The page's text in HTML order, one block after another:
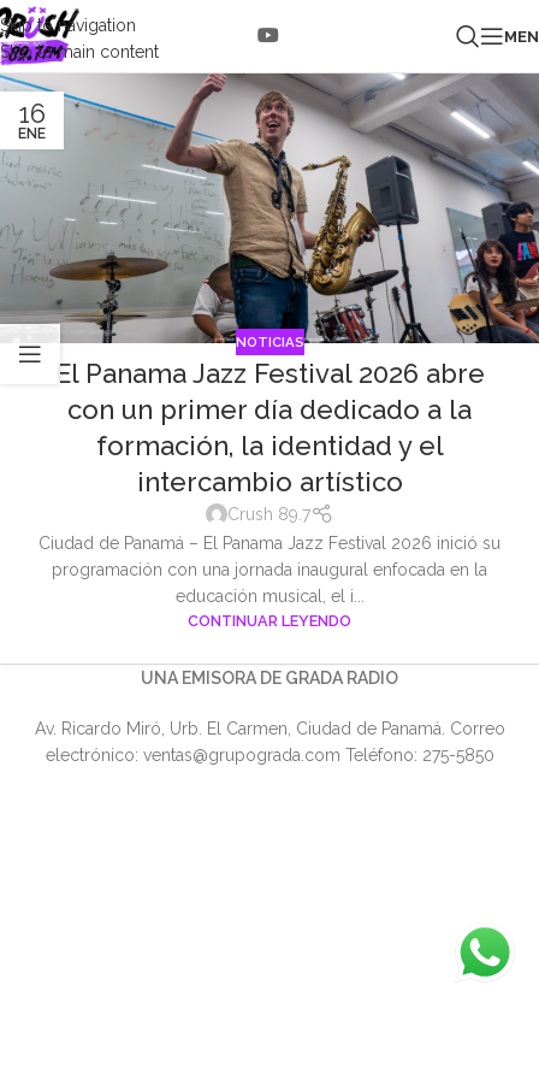
Skip to navigation
Skip to main content
16
ENE
NOTICIAS
El Panama Jazz Festival 2026 abre
con un primer día dedicado a la
formación, la identidad y el
intercambio artístico
Crush 89.7
Ciudad de Panamá – El Panama Jazz Festival 2026 inició su
programación con una jornada inaugural enfocada en la
educación musical, el i...
CONTINUAR LEYENDO
UNA EMISORA DE GRADA RADIO
Av. Ricardo Miró, Urb. El Carmen, Ciudad de Panamá. Correo
electrónico: ventas@grupograda.com Teléfono: 275-5850